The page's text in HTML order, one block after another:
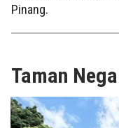
Pinang.
Taman